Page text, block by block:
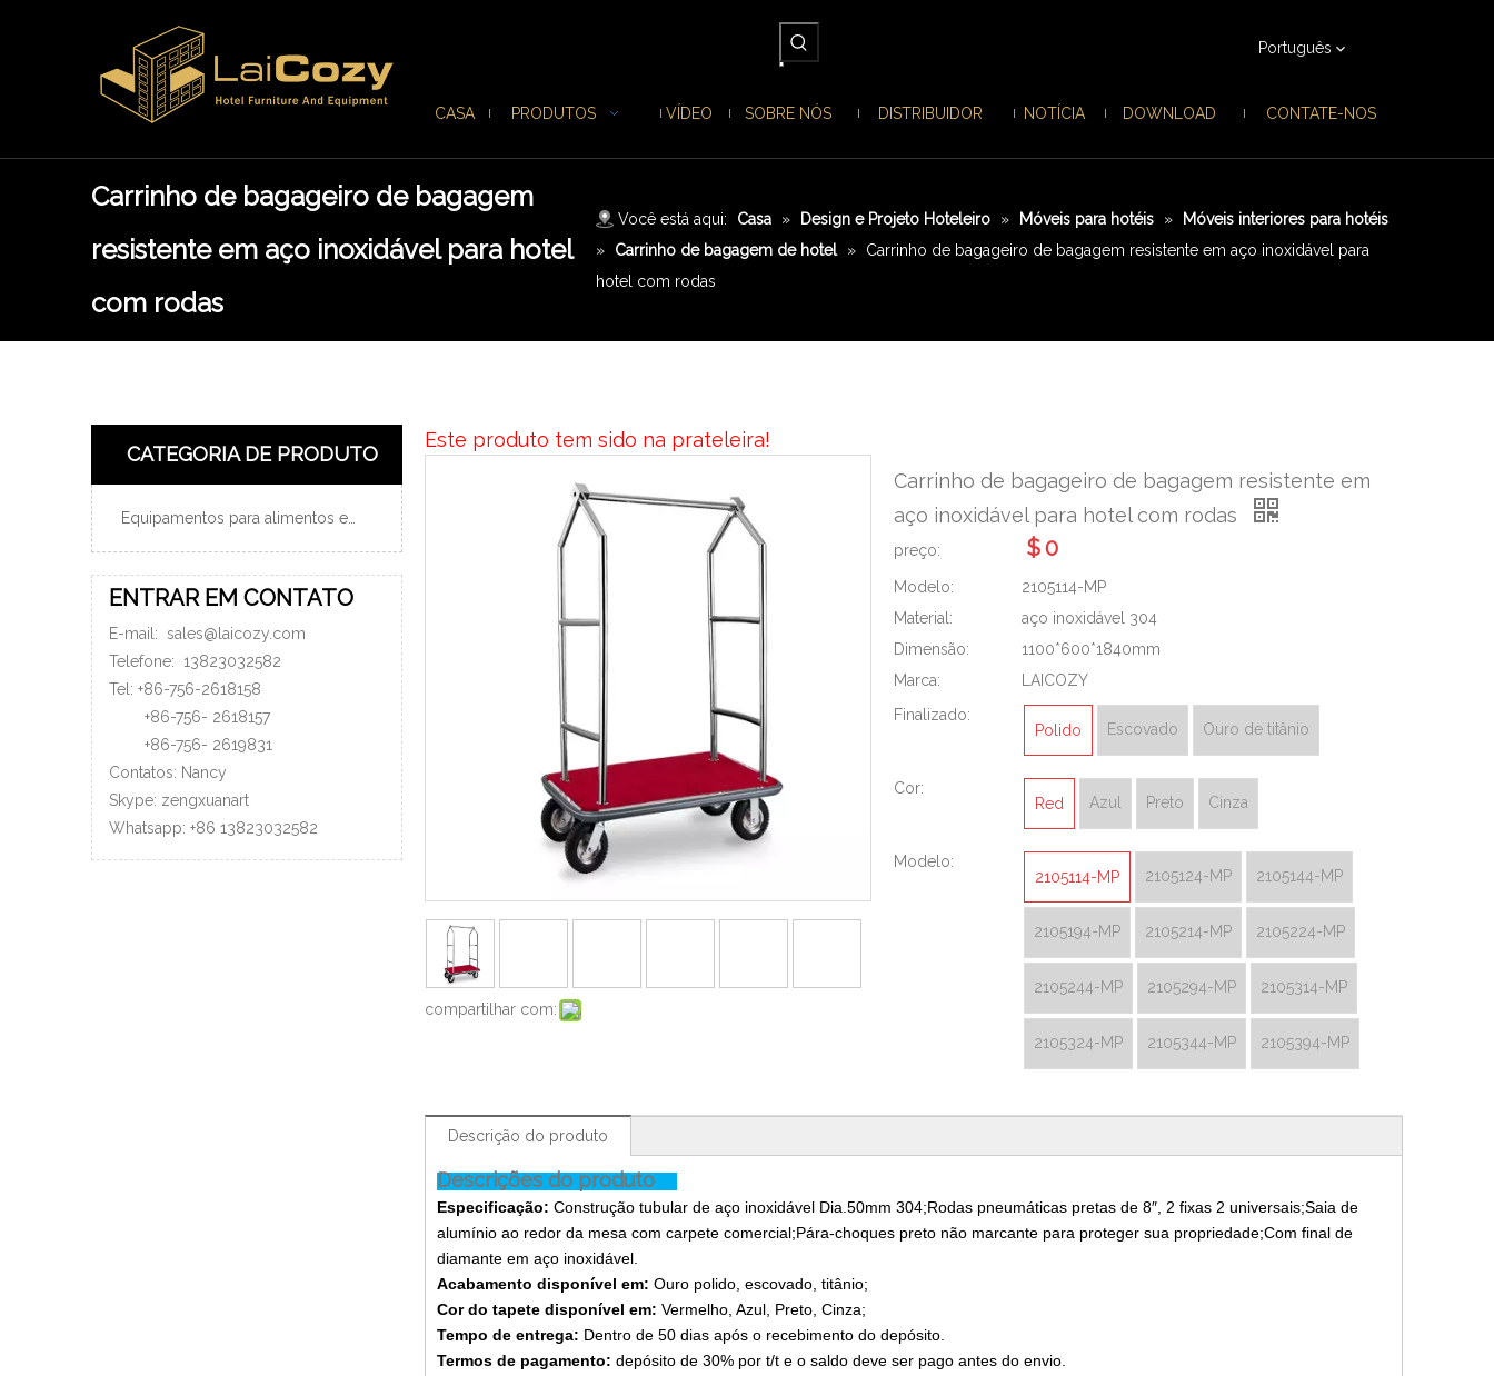
Português
CASA PRODUTOS VÍDEO SOBRE NÓS DISTRIBUIDOR NOTÍCIA DOWNLOAD CONTATE-NOS
Carrinho de bagageiro de bagagem
resistente em aço inoxidável para hotel
com rodas
Você está aqui: Casa » Design e Projeto Hoteleiro » Móveis para hotéis »
Móveis interiores para hotéis
»
Carrinho de bagagem de hotel »
Carrinho de bagageiro de bagagem resistente em aço inoxidável para
hotel com rodas
CATEGORIA DE PRODUTO
ENTRAR EM CONTATO
E-mail: sales@laicozy.com
Telefone: 13823032582
Tel: +86-756-2618158
+86-756- 2618157
+86-756- 2619831
Contatos: Nancy
Skype: zengxuanart
Whatsapp: +86 13823032582
Este produto tem sido na prateleira!
compartilhar com:
Carrinho de bagageiro de bagagem resistente em
aço inoxidável para hotel com rodas
preço: $0
Modelo:
2105114-MP
Material:
aço inoxidável 304
Dimensão:
1100*600*1840mm
Marca:
LAICOZY
Finalizado:
Polido
Escovado Ouro de titânio
Cor:
Red
Azul Preto Cinza
Modelo:
2105114-MP
2105124-MP 2105144-MP
2105194-MP 2105214-MP 2105224-MP
2105244-MP 2105294-MP 2105314-MP
2105324-MP 2105344-MP 2105394-MP
Descrição do produto
Descrições do produto
Especificação: Construção tubular de aço inoxidável Dia.50mm 304;Rodas pneumáticas pretas de 8″, 2 fixas 2 universais;Saia de
alumínio ao redor da mesa com carpete comercial;Pára-choques preto não marcante para proteger sua propriedade;Com final de
diamante em aço inoxidável.
Acabamento disponível em: Ouro polido, escovado, titânio;
Cor do tapete disponível em: Vermelho, Azul, Preto, Cinza;
Tempo de entrega: Dentro de 50 dias após o recebimento do depósito.
Termos de pagamento: depósito de 30% por t/t e o saldo deve ser pago antes do envio.